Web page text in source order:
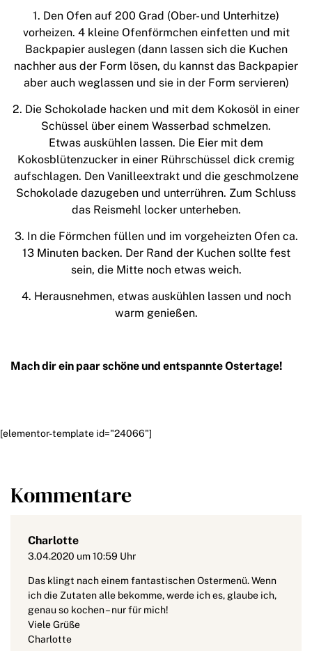
1. Den Ofen auf 200 Grad (Ober- und Unterhitze)
vorheizen. 4 kleine Ofenförmchen einfetten und mit
Backpapier auslegen (dann lassen sich die Kuchen
nachher aus der Form lösen, du kannst das Backpapier
aber auch weglassen und sie in der Form servieren)
2. Die Schokolade hacken und mit dem Kokosöl in einer
Schüssel über einem Wasserbad schmelzen.
Etwas auskühlen lassen. Die Eier mit dem
Kokosblütenzucker in einer Rührschüssel dick cremig
aufschlagen. Den Vanilleextrakt und die geschmolzene
Schokolade dazugeben und unterrühren. Zum Schluss
das Reismehl locker unterheben.
3. In die Förmchen füllen und im vorgeheizten Ofen ca.
13 Minuten backen. Der Rand der Kuchen sollte fest
sein, die Mitte noch etwas weich.
4. Herausnehmen, etwas auskühlen lassen und noch
warm genießen.
Mach dir ein paar schöne und entspannte Ostertage!
[elementor-template id="24066"]
Kommentare
Charlotte
3.04.2020 um 10:59 Uhr
Das klingt nach einem fantastischen Ostermenü. Wenn
ich die Zutaten alle bekomme, werde ich es, glaube ich,
genau so kochen – nur für mich!
Viele Grüße
Charlotte